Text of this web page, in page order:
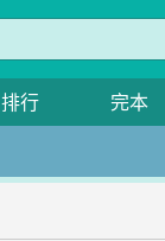
排行 完本